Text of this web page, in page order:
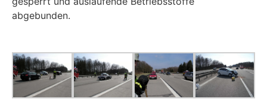
abgebunden.